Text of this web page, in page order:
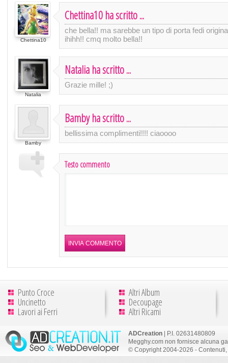
Chettina10
Chettina10 ha scritto ...
che bella!! ma sarebbe un tipo di porta fedi
ihihh!! cmq molto bella!!
Natalia
Natalia ha scritto ...
Grazie mille! ;)
Bamby
Bamby ha scritto ...
bellissima complimenti!!!! ciaoooo
Testo commento
Punto Croce
Uncinetto
Lavori ai Ferri
Altri Album
Decoupage
Altri Ricami
ADCreation | P.I. 02631480809
Megghy.com non fornisce alcuna
© Copyright 2004-2026 -